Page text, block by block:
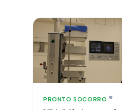
PRONTO SOCORRO